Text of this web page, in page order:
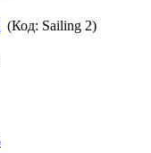
(Код: Sailing 2)